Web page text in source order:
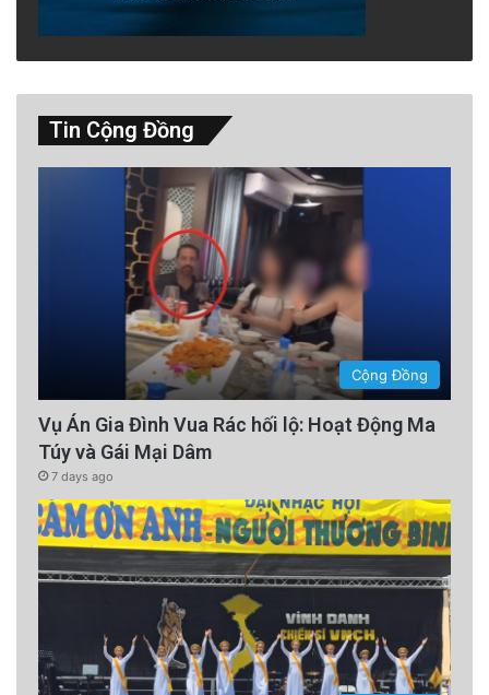
Tin Cộng Đồng
Cộng Đồng
Vụ Án Gia Đình Vua Rác hối lộ: Hoạt Động Ma
Túy và Gái Mại Dâm
7 days ago